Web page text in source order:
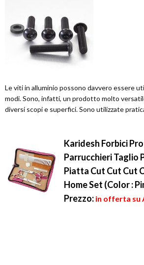
Le viti in alluminio possono davvero essere
modi. Sono, infatti, un prodotto molto
diversi scopi e superfici. Sono utilizzate
Karidesh Forbici
Parrucchieri Taglio
Piatta Cut Cut Cut
Home Set (Color :
Prezzo: in offerta su